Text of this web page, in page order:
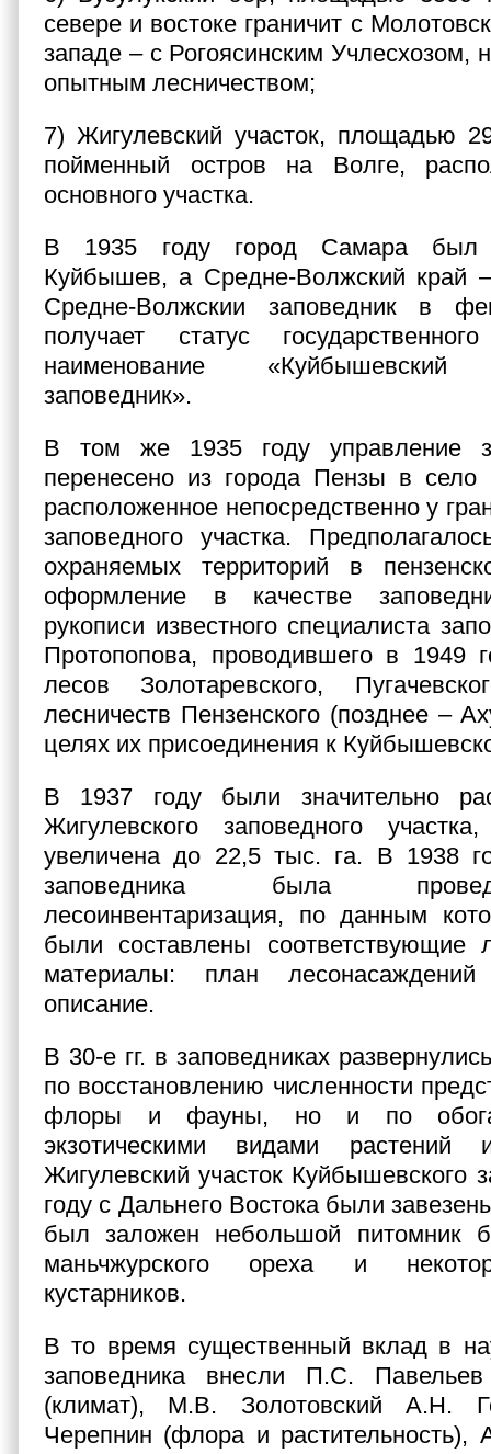
севере и востоке граничит с
западе – с Рогоясинским Учлесхозом,
опытным лесничеством;
7) Жигулевский участок, площадью
пойменный остров на Волге,
основного участка.
В 1935 году город Самара был
Куйбышев, а Средне-Волжский край
Средне-Волжскии заповедник в
получает статус
наименование «Куйбышевский
заповедник».
В том же 1935 году управление
перенесено из города Пензы в село
расположенное непосредственно у
заповедного участка.
охраняемых территорий в
оформление в качестве
рукописи известного специалиста
Протопопова, проводившего в 1949
лесов Золотаревского,
лесничеств Пензенского (позднее –
целях их присоединения к
В 1937 году были значительно
Жигулевского заповедного
увеличена до 22,5 тыс. га. В 1938
заповедника была
лесоинвентаризация, по данным
были составлены соответствующие
материалы: план
описание.
В 30-е гг. в заповедниках
по восстановлению численности
флоры и фауны, но и по
экзотическими видами
Жигулевский участок Куйбышевского
году с Дальнего Востока были
был заложен небольшой питомник
маньчжурского ореха и
кустарников.
В то время существенный вклад в
заповедника внесли П.С.
(климат), М.В. Золотовский А.Н.
Черепнин (флора и растительность),